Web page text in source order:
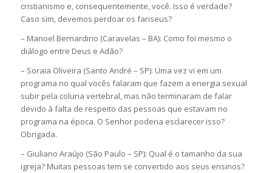
cristianismo e, consequentemente, você. Isso é verdade?
Caso sim, devemos perdoar os fariseus?
– Manoel Bernardino (Caravelas – BA): Como foi mesmo o
diálogo entre Deus e Adão?
– Soraia Oliveira (Santo André – SP): Uma vez vi em um
programa no qual vocês falaram que fazem a energia sexual
subir pela coluna vertebral, mas não terminaram de falar
devido à falta de respeito das pessoas que estavam no
programa na época. O Senhor poderia esclarecer isso?
Obrigada.
– Giuliano Araújo (São Paulo – SP): Qual é o tamanho da sua
igreja? Muitas pessoas tem se convertido aos seus ensinos?